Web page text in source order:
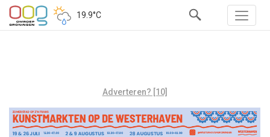
19.9°C
Adverteren? [10]